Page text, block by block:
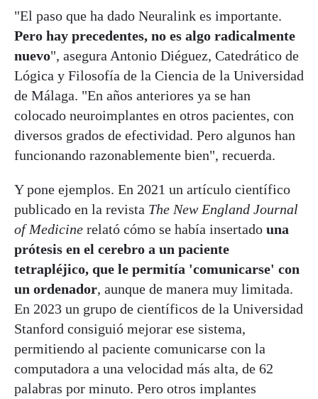
"El paso que ha dado Neuralink es importante.
Pero hay precedentes, no es algo radicalmente
nuevo", asegura Antonio Diéguez, Catedrático de
Lógica y Filosofía de la Ciencia de la Universidad
de Málaga. "En años anteriores ya se han
colocado neuroimplantes en otros pacientes, con
diversos grados de efectividad. Pero algunos han
funcionando razonablemente bien", recuerda.
Y pone ejemplos. En 2021 un artículo científico
publicado en la revista The New England Journal
of Medicine relató cómo se había insertado una
prótesis en el cerebro a un paciente
tetrapléjico, que le permitía 'comunicarse' con
un ordenador, aunque de manera muy limitada.
En 2023 un grupo de científicos de la Universidad
Stanford consiguió mejorar ese sistema,
permitiendo al paciente comunicarse con la
computadora a una velocidad más alta, de 62
palabras por minuto. Pero otros implantes